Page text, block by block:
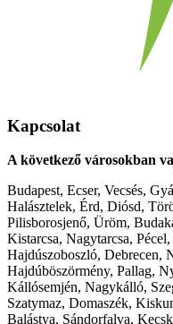
Kapcsolat
A következő városokban
Budapest, Ecser, Vecsés,
Halásztelek, Érd, Diósd,
Pilisborosjenő, Üröm,
Kistarcsa, Nagytarcsa,
Hajdúszoboszló, Debrecen,
Hajdúböszörmény, Pallag,
Kállósemjén, Nagykálló,
Szatymaz, Domaszék,
Balástya, Sándorfalva,